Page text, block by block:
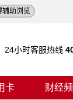
辅助浏览
24小时客服热线
卡 财经